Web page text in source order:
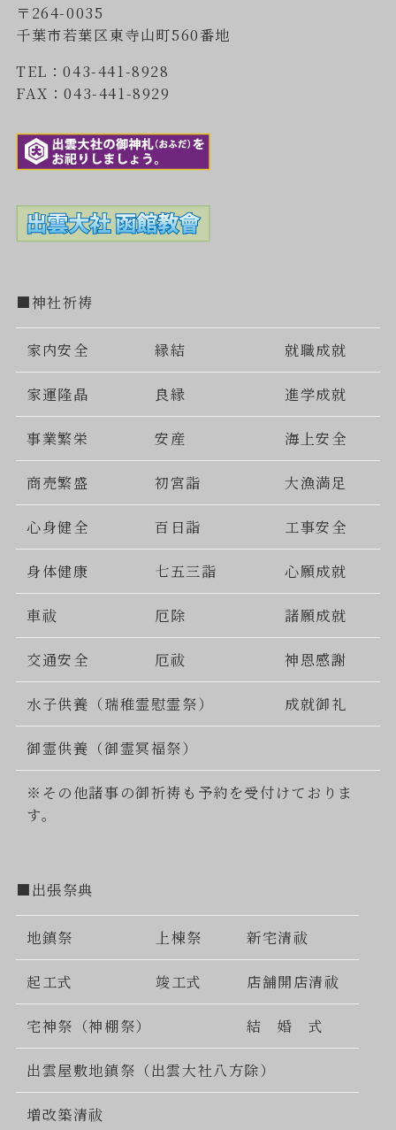
〒264-0035
千葉市若葉区東寺山町560番地
TEL：043-441-8928
FAX：043-441-8929
■神社祈祷
家内安全 縁結 就職成就
家運隆晶 良縁 進学成就
事業繁栄 安産 海上安全
商売繁盛 初宮詣 大漁満足
心身健全 百日詣 工事安全
身体健康 七五三詣 心願成就
車祓 厄除 諸願成就
交通安全 厄祓 神恩感謝
水子供養（瑞稚霊慰霊祭） 成就御礼
御霊供養（御霊冥福祭）
※その他諸事の御祈祷も予約を受付けておりま
す。
■出張祭典
地鎮祭 上棟祭 新宅清祓
起工式 竣工式 店舗開店清祓
宅神祭（神棚祭） 結 婚 式
出雲屋敷地鎮祭（出雲大社八方除）
増改築清祓